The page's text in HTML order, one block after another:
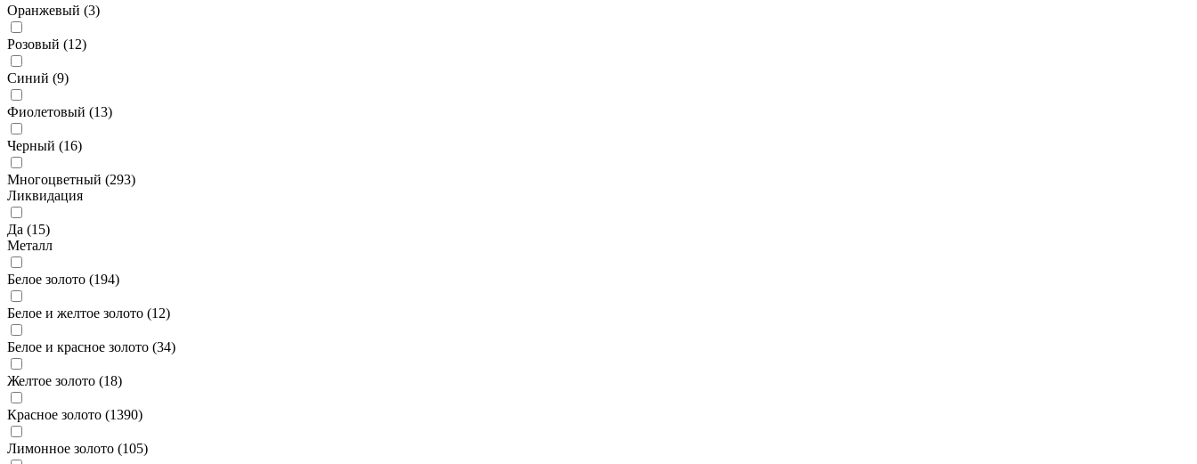
Оранжевый (3)
Розовый (12)
Синий (9)
Фиолетовый (13)
Черный (16)
Многоцветный (293)
Ликвидация
Да (15)
Металл
Белое золото (194)
Белое и желтое золото (12)
Белое и красное золото (34)
Желтое золото (18)
Красное золото (1390)
Лимонное золото (105)